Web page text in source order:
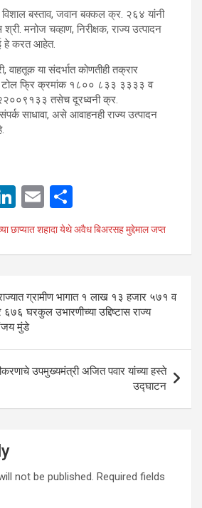
विशाल बस्ताव, जवान बक्कल क्र. २६४ यांनी
मनोज चव्हाण, निरीक्षक, राज्य उत्पादन
हे करत आहेत.
वाहतूक या संदर्भात कोणतीही तक्रार
टोल फ्रि क्रमांक १८०० ८३३ ३३३३ व
तसेच दूरध्वनी क्र.
साधावा, असे आवाहनही राज्य उत्पादन
Li
n
ke
n
E
m
ail
h
ar
छाप्यात शहादा येथे अवैध बिअरसह मुद्देमाल जप्त
ग्रामीण भागात १ लाख १३ हजार ५७१ व
घरकुल उभारणीच्या उद्दिष्टास राज्य
मुंडे
उपमुख्यमंत्री अजित पवार यांच्या हस्ते
उद्घाटन
not be published. Required fields